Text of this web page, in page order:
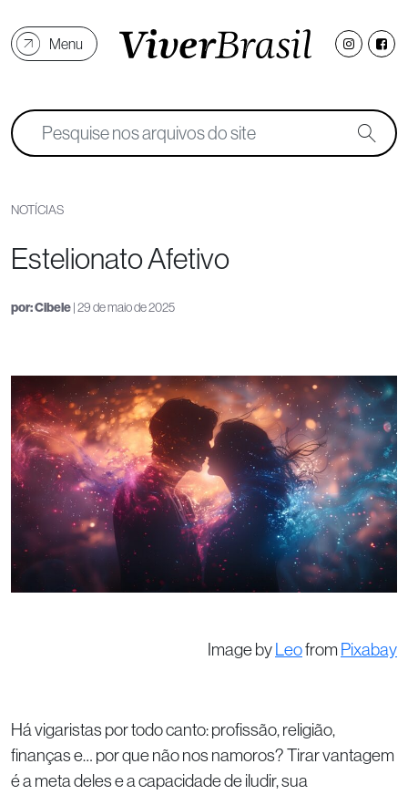
Menu
NOTÍCIAS
Estelionato Afetivo
por:Cibele| 29 de maio de 2025
Image byLeofrom Pixabay
Há vigaristas por todo canto: profissão, religião,
finanças e… por que não nos namoros? Tirar vantagem
é a meta deles e a capacidade de iludir, sua